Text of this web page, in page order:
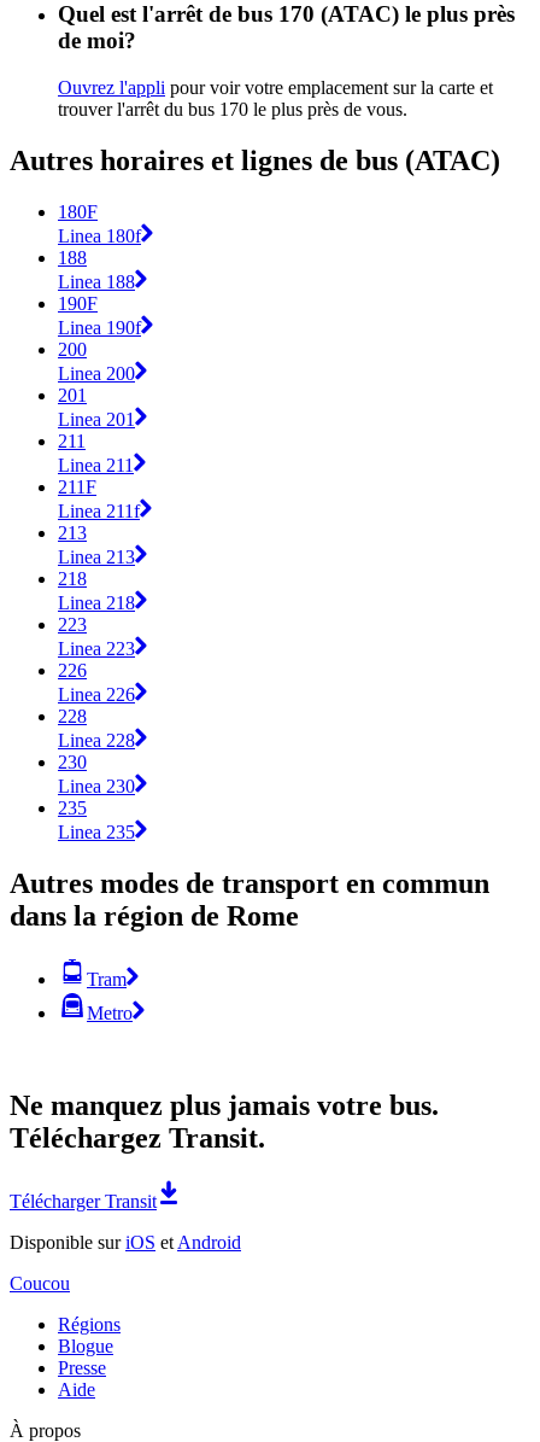
Quel est l'arrêt de bus 170 (ATAC) le plus près
de moi?
Ouvrez l'appli pour voir votre emplacement sur la carte et
trouver l'arrêt du bus 170 le plus près de vous.
Autres horaires et lignes de bus (ATAC)
180F
Linea 180f
188
Linea 188
190F
Linea 190f
200
Linea 200
201
Linea 201
211
Linea 211
211F
Linea 211f
213
Linea 213
218
Linea 218
223
Linea 223
226
Linea 226
228
Linea 228
230
Linea 230
235
Linea 235
Autres modes de transport en commun
dans la région de Rome
Tram
Metro
Ne manquez plus jamais votre bus.
Téléchargez Transit.
Télécharger Transit
Disponible suriOS et Android
Coucou
Régions
Blogue
Presse
Aide
À propos